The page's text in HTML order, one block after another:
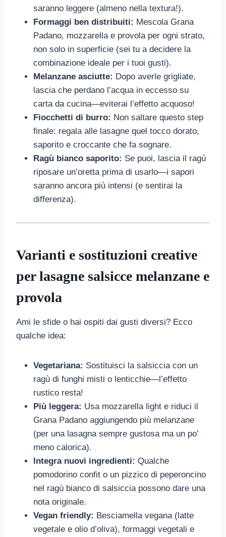
saranno leggere (almeno nella textura!).
Formaggi ben distribuiti: Mescola Grana
Padano, mozzarella e provola per ogni strato,
non solo in superficie (sei tu a decidere la
combinazione ideale per i tuoi gusti).
Melanzane asciutte: Dopo averle grigliate,
lascia che perdano l’acqua in eccesso su
carta da cucina—eviterai l’effetto acquoso!
Fiocchetti di burro: Non saltare questo step
finale: regala alle lasagne quel tocco dorato,
saporito e croccante che fa sognare.
Ragù bianco saporito: Se puoi, lascia il ragù
riposare un’oretta prima di usarlo—i sapori
saranno ancora più intensi (e sentirai la
differenza).
Varianti e sostituzioni creative
per lasagne salsicce melanzane e
provola
Ami le sfide o hai ospiti dai gusti diversi? Ecco
qualche idea:
Vegetariana: Sostituisci la salsiccia con un
ragù di funghi misti o lenticchie—l’effetto
rustico resta!
Più leggera: Usa mozzarella light e riduci il
Grana Padano aggiungendo più melanzane
(per una lasagna sempre gustosa ma un po’
meno calorica).
Integra nuovi ingredienti: Qualche
pomodorino confit o un pizzico di peperoncino
nel ragù bianco di salsiccia possono dare una
nota originale.
Vegan friendly: Besciamella vegana (latte
vegetale e olio d’oliva), formaggi vegetali e